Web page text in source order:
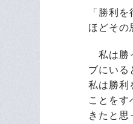
「勝利
ほどその
私は勝
ブにいる
私は勝利
ことを
きたと